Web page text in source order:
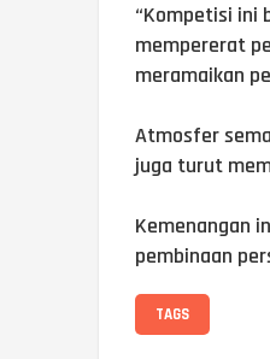
“Kompetisi ini
mempererat
meramaikan
Atmosfer
juga turut
Kemenangan
pembinaan
TAGS